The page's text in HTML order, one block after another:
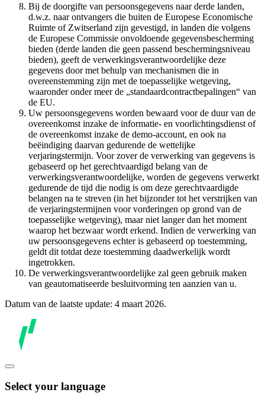
Bij de doorgifte van persoonsgegevens naar derde landen,
d.w.z. naar ontvangers die buiten de Europese Economische
Ruimte of Zwitserland zijn gevestigd, in landen die volgens
de Europese Commissie onvoldoende gegevensbescherming
bieden (derde landen die geen passend beschermingsniveau
bieden), geeft de verwerkingsverantwoordelijke deze
gegevens door met behulp van mechanismen die in
overeenstemming zijn met de toepasselijke wetgeving,
waaronder onder meer de „standaardcontractbepalingen“ van
de EU.
Uw persoonsgegevens worden bewaard voor de duur van de
overeenkomst inzake de informatie- en voorlichtingsdienst of
de overeenkomst inzake de demo-account, en ook na
beëindiging daarvan gedurende de wettelijke
verjaringstermijn. Voor zover de verwerking van gegevens is
gebaseerd op het gerechtvaardigd belang van de
verwerkingsverantwoordelijke, worden de gegevens verwerkt
gedurende de tijd die nodig is om deze gerechtvaardigde
belangen na te streven (in het bijzonder tot het verstrijken van
de verjaringstermijnen voor vorderingen op grond van de
toepasselijke wetgeving), maar niet langer dan het moment
waarop het bezwaar wordt erkend. Indien de verwerking van
uw persoonsgegevens echter is gebaseerd op toestemming,
geldt dit totdat deze toestemming daadwerkelijk wordt
ingetrokken.
De verwerkingsverantwoordelijke zal geen gebruik maken
van geautomatiseerde besluitvorming ten aanzien van u.
Datum van de laatste update: 4 maart 2026.
Select your language